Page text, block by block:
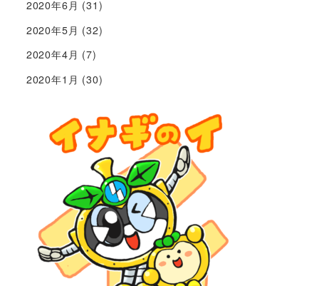
2020年6月 (31)
2020年5月 (32)
2020年4月 (7)
2020年1月 (30)